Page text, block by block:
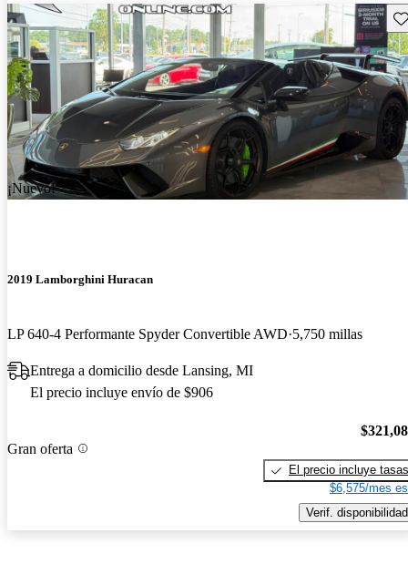
¡Nuevo!
2019 Lamborghini Huracan
LP 640-4 Performante Spyder Convertible AWD 5,750 millas
Entrega a domicilio desde Lansing, MI
El precio incluye envío de $906
Gran oferta
El precio incluye tasas
$6,575/mes
Verif. disponibilidad